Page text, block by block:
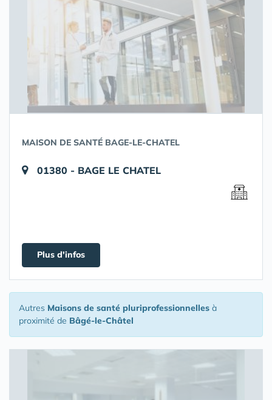
MAISON DE SANTÉ BAGE-LE-CHATEL
01380 - BAGE LE CHATEL
Plus d'infos
Autres Maisons de santé pluriprofessionnelles à
proximité de Bâgé-le-Châtel